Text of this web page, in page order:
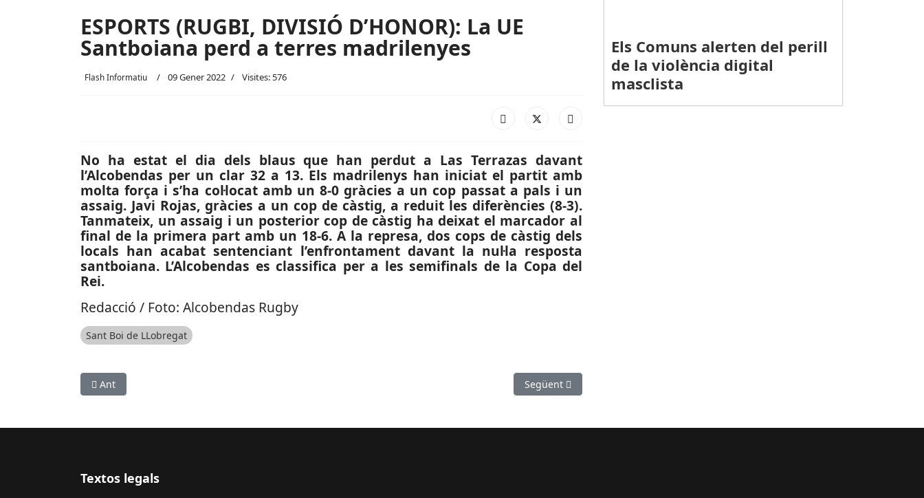
ESPORTS (RUGBI, DIVISIÓ D’HONOR): La UE
Santboiana perd a terres madrilenyes
Flash Informatiu 09 Gener 2022 Visites: 576
No ha estat el dia dels blaus que han perdut a Las Terrazas davant
l’Alcobendas per un clar 32 a 13. Els madrilenys han iniciat el partit amb
molta força i s’ha col·locat amb un 8-0 gràcies a un cop passat a pals i un
assaig. Javi Rojas, gràcies a un cop de càstig, a reduit les diferències (8-3).
Tanmateix, un assaig i un posterior cop de càstig ha deixat el marcador al
final de la primera part amb un 18-6. A la represa, dos cops de càstig dels
locals han acabat sentenciant l’enfrontament davant la nul·la resposta
santboiana. L’Alcobendas es classifica per a les semifinals de la Copa del
Rei.
Redacció / Foto: Alcobendas Rugby
Sant Boi de LLobregat
Article anterior: ESPORTS (FUTBOL, TERCERA RFEF): El Castelldefels cau a Els Canyars
Ant Article següent: CRISI COVID-19: Abrera és un dels municipis de la comarca amb
Següent
Els Comuns alerten del perill
de la violència digital
masclista
Textos legals